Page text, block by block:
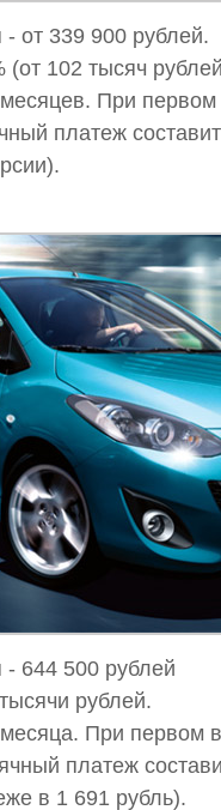
от 339 900 рублей.
(от 102 тысяч
При
платеж
644 500 рублей
рублей.
При первом
платеж
в 1 691 рубль).